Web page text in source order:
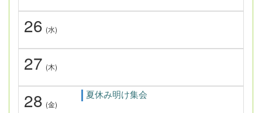
26 (水)
27 (木)
28 (金)
夏休み明け集会